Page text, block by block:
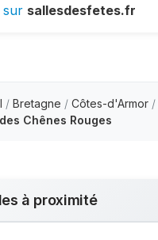
sur sallesdesfetes.fr
/ Bretagne / Côtes-d'Armor /
Chênes Rouges
à proximité